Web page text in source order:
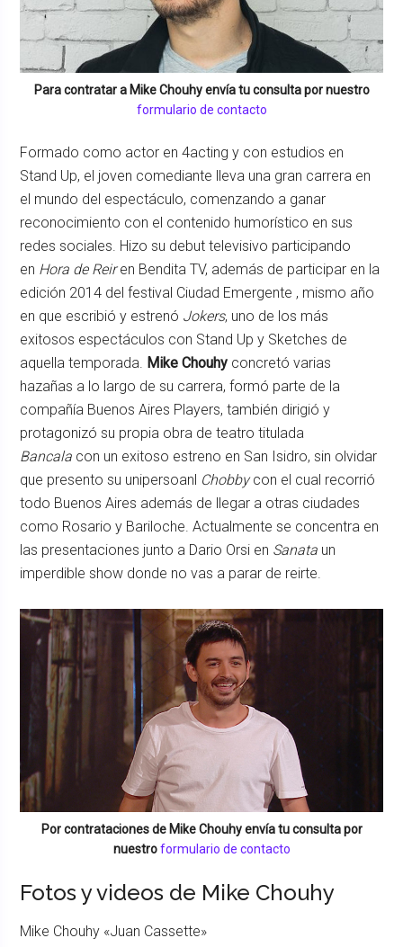
Para contratar a Mike Chouhyenvía tu consulta por nuestro
formulario de contacto
Formado como actor en 4acting y con estudios en
Stand Up, el joven comediante lleva una gran carrera en
el mundo del espectáculo, comenzando a ganar
reconocimiento con el contenido humorístico en sus
redes sociales. Hizo su debut televisivo participando
en Hora de Reiren Bendita TV, además de participar en la
edición 2014 del festival Ciudad Emergente , mismo año
en que escribió y estrenó Jokers, uno de los más
exitosos espectáculos con Stand Up y Sketches de
aquella temporada. Mike Chouhy concretó varias
hazañas a lo largo de su carrera, formó parte de la
compañía Buenos Aires Players, también dirigió y
protagonizó su propia obra de teatro titulada
Bancala con un exitoso estreno en San Isidro, sin olvidar
que presento su unipersoanl Chobbycon el cual recorrió
todo Buenos Aires además de llegar a otras ciudades
como Rosario y Bariloche. Actualmente se concentra en
las presentaciones junto a Dario Orsi en Sanata un
imperdible show donde no vas a parar de reirte.
Por contrataciones de Mike Chouhyenvía tu consulta por
nuestroformulario de contacto
Fotos y videos de Mike Chouhy
Mike Chouhy «Juan Cassette»